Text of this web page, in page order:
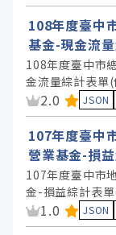
108年度臺中
基金-現金流
108年度臺中市
金流量綜計表單
資料集評分
2.0 JSON
107年度臺中
營業基金-損
107年度臺中市
金-損益綜計表
資料集評分
1.0 JSON